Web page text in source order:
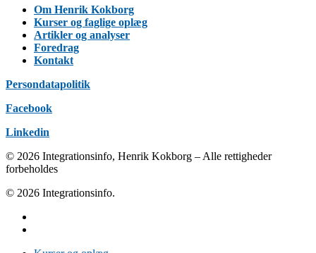
Om Henrik Kokborg
Kurser og faglige oplæg
Artikler og analyser
Foredrag
Kontakt
Persondatapolitik
Facebook
Linkedin
© 2026 Integrationsinfo, Henrik Kokborg – Alle rettigheder
forbeholdes
© 2026 Integrationsinfo.